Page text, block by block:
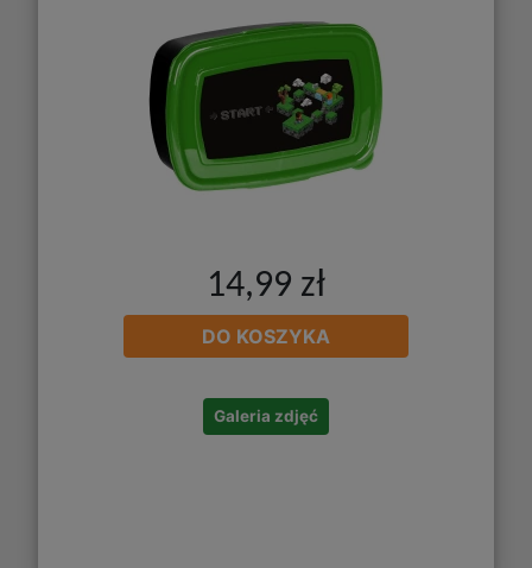
14,99 zł
DO KOSZYKA
Galeria zdjęć